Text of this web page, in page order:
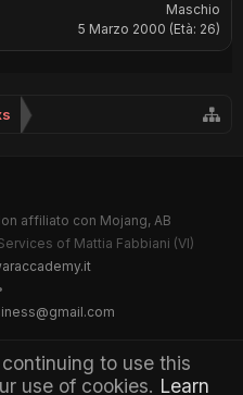
to use this
use of cookies. Learn
Maschio
5 Marzo 2000 (Età: 26)
affiliato con Mojang, AB
of Mattia Fabbiani (VI)
Administrators